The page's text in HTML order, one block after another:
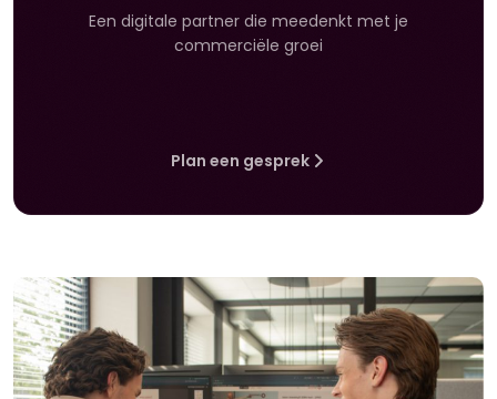
Een digitale partner die meedenkt met je
commerciële groei
Plan een gesprek